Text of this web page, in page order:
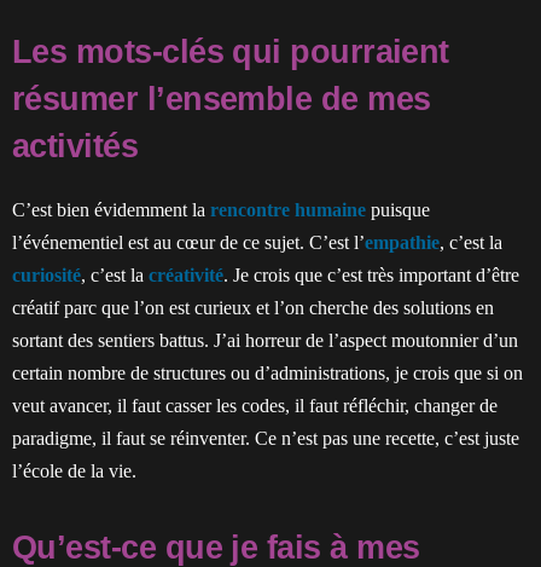
Les mots-clés qui pourraient
résumer l’ensemble de mes
activités
C’est bien évidemment la rencontre humaine puisque
l’événementiel est au cœur de ce sujet. C’est l’empathie, c’est la
curiosité, c’est la créativité. Je crois que c’est très important d’être
créatif parc que l’on est curieux et l’on cherche des solutions en
sortant des sentiers battus. J’ai horreur de l’aspect moutonnier d’un
certain nombre de structures ou d’administrations, je crois que si on
veut avancer, il faut casser les codes, il faut réfléchir, changer de
paradigme, il faut se réinventer. Ce n’est pas une recette, c’est juste
l’école de la vie.
Qu’est-ce que je fais à mes